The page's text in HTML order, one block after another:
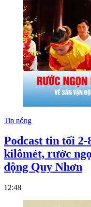
Tin nóng
Podcast tin tối
kilômét, rước
động Quy Nhơn
12:48